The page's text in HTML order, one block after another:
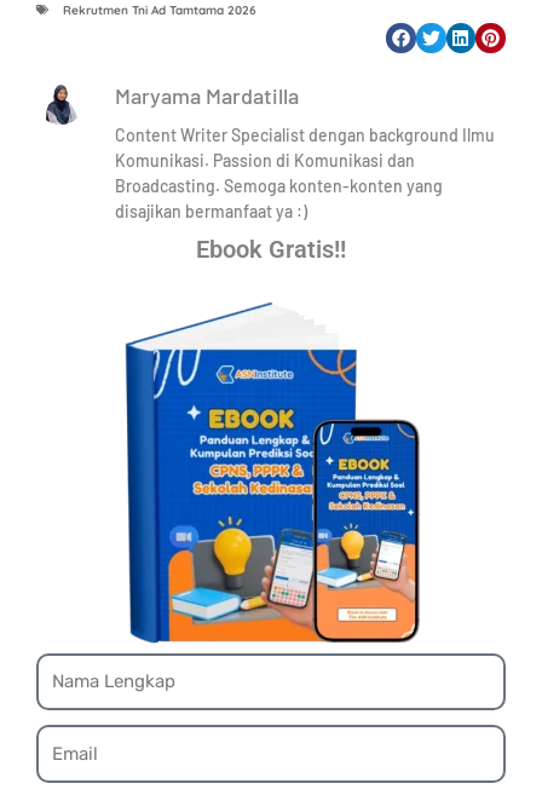
Rekrutmen Tni Ad Tamtama 2026
Maryama Mardatilla
Content Writer Specialist dengan background Ilmu
Komunikasi. Passion di Komunikasi dan
Broadcasting. Semoga konten-konten yang
disajikan bermanfaat ya :)
Ebook Gratis!!
Name
Email